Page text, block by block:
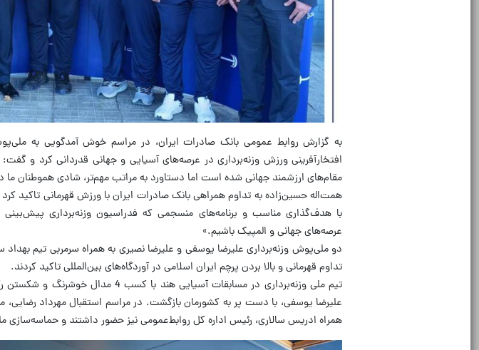
به گزارش روابط‌ عمومی بانک صادرات ایران، در مراسم خوش آمدگویی به
افتخارآفرینی ورزش وزنه‌برداری در عرصه‌های آسیایی و جهانی قدردانی کرد و
مقام‌های ارزشمند جهانی شده است اما دستاورد به مراتب مهم‌تر، شادی هموطنان
همت‌اله حسین‌زاده به تداوم همراهی بانک صادرات ایران با ورزش قهرمانی تاکید
با هدف‌گذاری مناسب و برنامه‌های منسجمی که فدراسیون وزنه‌برداری پیش‌بینی
عرصه‌های جهانی و المپیک باشیم.»
دو ملی‌پوش وزنه‌برداری علیرضا یوسفی و علیرضا نصیری به همراه سرمربی تیم
تداوم قهرمانی و بالا بردن پرچم ایران اسلامی در آوردگاه‌های بین‌المللی تاکید کردند.
علیرضا یوسفی، با دست پر به کشورمان بازگشت. در مراسم استقبال مهرداد رضایی،
همراه ادریس سالاری، رئیس اداره کل روابط‌عمومی نیز حضور داشتند و حماسه‌سازی